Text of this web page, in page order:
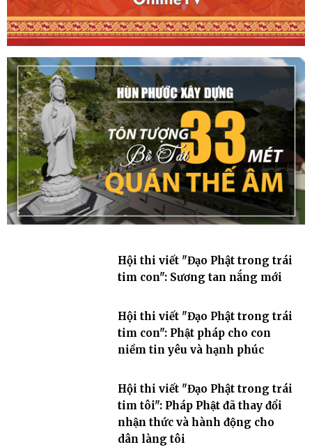
Hội thi viết "Đạo Phật trong trái
tim con": Sương tan nắng mới
Hội thi viết "Đạo Phật trong trái
tim con": Phật pháp cho con
niềm tin yêu và hạnh phúc
Hội thi viết "Đạo Phật trong trái
tim tôi": Pháp Phật đã thay đổi
nhận thức và hành động cho
dân làng tôi